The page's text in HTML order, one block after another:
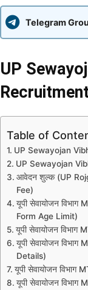
Telegram
UP
Table of
UP Sewayojan
UP Sewayojan
आवेदन शुल्क (UP
Fee)
यूपी सेवायोजन
Form Age Limit)
यूपी सेवायोजन विभाग
यूपी सेवायोजन विभाग
Details)
यूपी सेवायोजन विभाग
यूपी सेवायोजन विभाग